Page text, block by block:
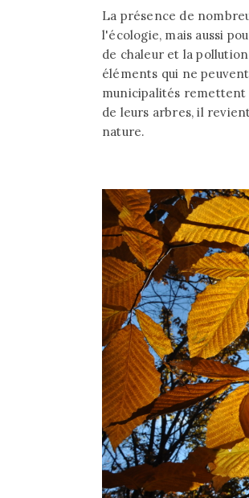
La présence de
l'écologie, mais aussi
de chaleur et la
éléments qui ne
municipalités remettent
de leurs arbres, il
nature.